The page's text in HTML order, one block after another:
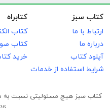
کتاب سبز
ارتباط با ما
درباره ما
آپلود کتاب
شرایط استفاده از خدمات
کتابراه
کتاب
کتاب
خرید
کتاب سبز هیچ مسئولیتی نسبت به